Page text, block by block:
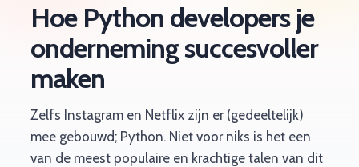
Hoe Python developers je
onderneming succesvoller
maken
Zelfs Instagram en Netflix zijn er (gedeeltelijk)
mee gebouwd; Python. Niet voor niks is het een
van de meest populaire en krachtige talen van dit